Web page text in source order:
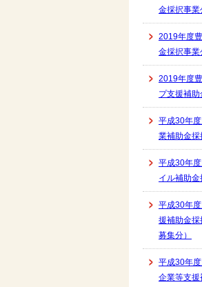
金採択事業
2019年度
金採択事業
2019年度
プ支援補
平成30年
業補助金
平成30年
イル補助
平成30年
援補助金
募集分）
平成30年
企業等支